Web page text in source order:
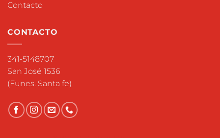
Contacto
CONTACTO
341-5148707
San José 1536
(Funes. Santa fe)